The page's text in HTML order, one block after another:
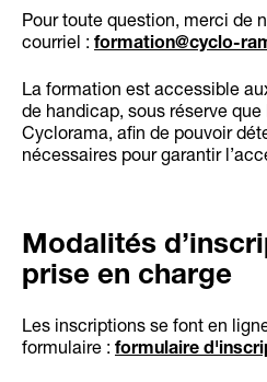
Pour toute question, merci de
courriel : formation@cyclo-
La formation est accessible
de handicap, sous réserve
Cyclorama, afin de pouvoir
nécessaires pour garantir
Modalités
prise en charge
Les inscriptions se font en
formulaire : formulaire